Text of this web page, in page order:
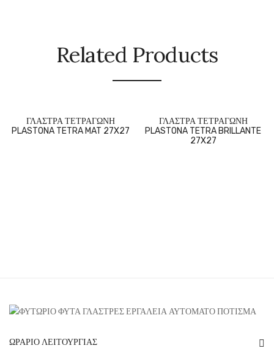
Related Products
ΓΛΑΣΤΡΑ ΤΕΤΡΑΓΩΝΗ
PLASTONA TETRA MAT 27X27
ΓΛΑΣΤΡΑ ΤΕΤΡΑΓΩΝΗ
PLASTONA TETRA BRILLANTE
27X27
ΩΡΆΡΙΟ ΛΕΙΤΟΥΡΓΊΑΣ